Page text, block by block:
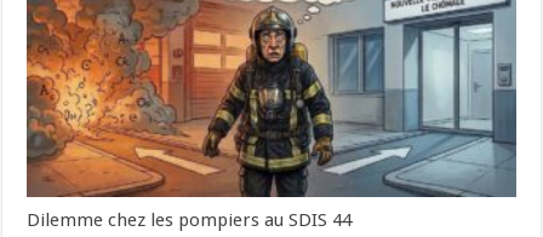
Dilemme chez les pompiers au SDIS 44